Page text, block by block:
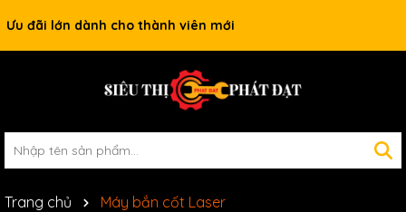
Ưu đãi lớn dành cho thành viên mới
Trang chủ Máy bắn cốt Laser